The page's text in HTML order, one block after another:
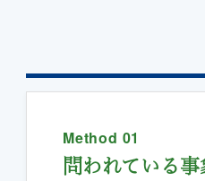
Method 01
問われている